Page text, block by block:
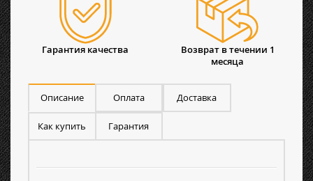
Гарантия качества
Возврат в течении 1
месяца
Описание Оплата Доставка
Как купить Гарантия